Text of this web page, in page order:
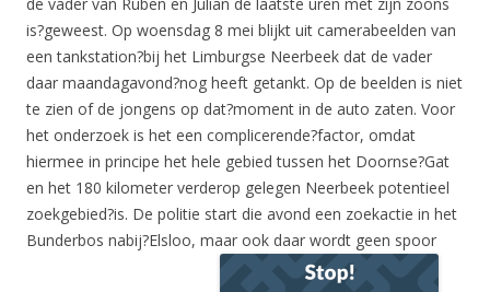
is?geweest. Op woensdag 8 mei blijkt uit camerabeelden van
een tankstation?bij het Limburgse Neerbeek dat de vader
daar maandagavond?nog heeft getankt. Op de beelden is niet
te zien of de jongens op dat?moment in de auto zaten. Voor
het onderzoek is het een complicerende?factor, omdat
hiermee in principe het hele gebied tussen het Doornse?Gat
en het 180 kilometer verderop gelegen Neerbeek potentieel
zoekgebied?is. De politie start die avond een zoekactie in het
Bunderbos nabij?Elsloo, maar ook daar wordt geen spoor